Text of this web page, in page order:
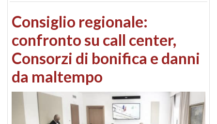
Consiglio regionale:
confronto su call center,
Consorzi di bonifica e danni
da maltempo